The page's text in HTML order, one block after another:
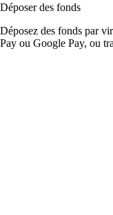
Déposer des fonds
Déposez des fonds par
Pay ou Google Pay, ou